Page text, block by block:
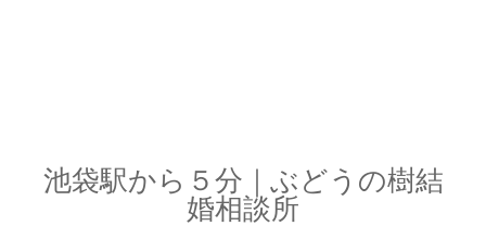
池袋駅から５分｜ぶどうの樹結
婚相談所